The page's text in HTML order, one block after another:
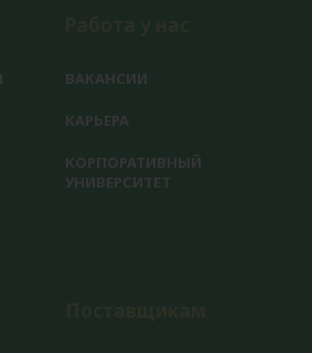
ВАКАНСИИ
КАРЬЕРА
КОРПОРАТИВНЫЙ
УНИВЕРСИТЕТ